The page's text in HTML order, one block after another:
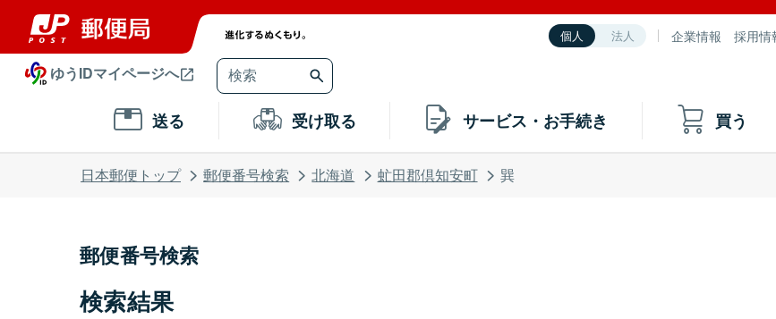
個人 法人 企業情報 採用情
ゆうIDマイページへ
送る 受け取る サービス・お手続き 買う
日本郵便トップ 郵便番号検索 北海道 虻田郡倶知安町 巽
郵便番号検索
検索結果